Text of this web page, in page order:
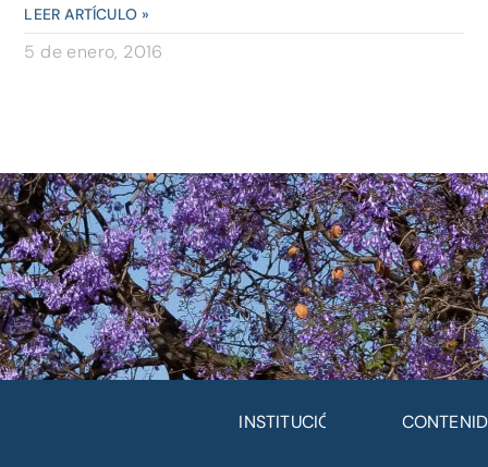
LEER ARTÍCULO »
5 de enero, 2016
INSTITUCIÓN